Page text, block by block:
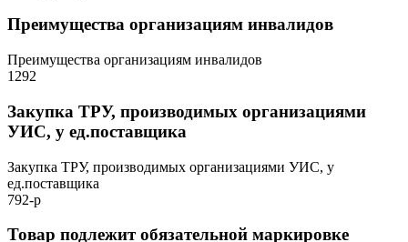
Преимущества организациям инвалидов
Преимущества организациям инвалидов
1292
Закупка ТРУ, производимых организациями
УИС, у ед.поставщика
Закупка ТРУ, производимых организациями УИС, у
ед.поставщика
792-р
Товар подлежит обязательной маркировке